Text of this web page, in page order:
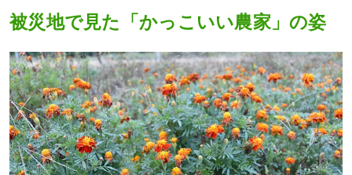
被災地で見た「かっこいい農家」の姿